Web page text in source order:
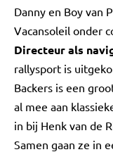
Danny en Boy van
Vacansoleil onder
Directeur als
rallysport is
Backers is een
al mee aan
in bij Henk van de
Samen gaan ze in